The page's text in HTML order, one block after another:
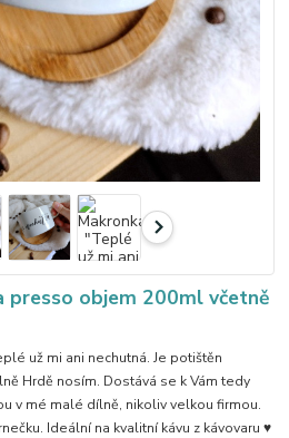
presso objem 200ml včetně
už mi ani nechutná. Je potištěn
Hrdě nosím. Dostává se k Vám tedy
v mé malé dílně, nikoliv velkou firmou.
Ideální na kvalitní kávu z kávovaru ♥